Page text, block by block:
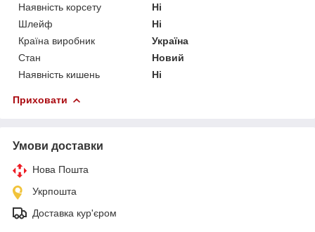
Наявність корсету
Ні
Шлейф
Ні
Країна виробник
Україна
Стан
Новий
Наявність кишень
Ні
Приховати
Умови доставки
Нова Пошта
Укрпошта
Доставка кур'єром